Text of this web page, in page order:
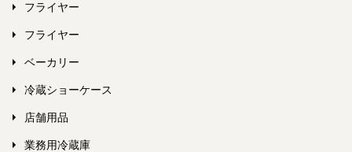
フライヤー
フライヤー
ベーカリー
冷蔵ショーケース
店舗用品
業務用冷蔵庫